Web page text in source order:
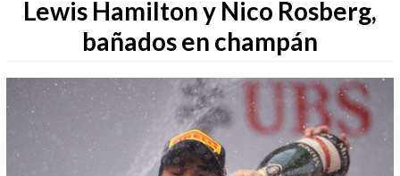
Lewis Hamilton y Nico Rosberg,
bañados en champán